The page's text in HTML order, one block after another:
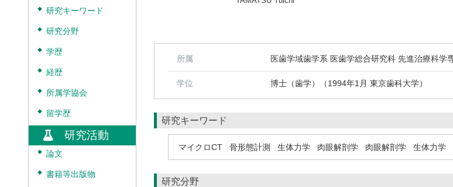
◆ 研究キーワード
◆ 研究分野
◆ 学歴
◆ 経歴
◆ 所属学協会
◆ 留学歴
研究活動
◆ 論文
◆ 書籍等出版物
所属 医歯学域歯学系 医歯学総合研究科 先進治療科学
学位 博士（歯学）（1994年1月 東京歯科大学）
研究キーワード
マイクロCT 骨形態計測 生体力学 肉眼解剖学 肉眼解剖学 生体力学
研究分野